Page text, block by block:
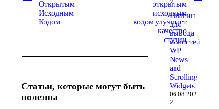
запись:
Открытым
Исходным
Кодом
запись:открытым
исходным
кодом улучшает
качество
студии
Статьи, которые могут быть
полезны
2
Плагин
для
вывода
новостей
WP
News
and
Scrolling
Widgets
06.08.202
2